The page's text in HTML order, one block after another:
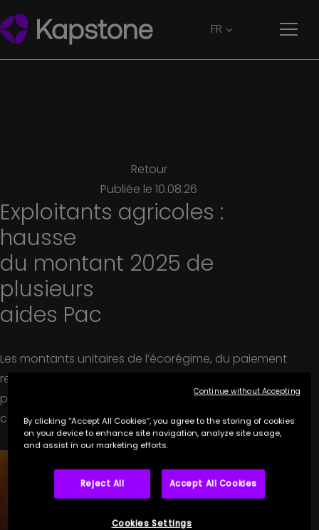
FR
Retour
Publiée le 10.08.26
Exploitants agricoles :
hausse
du montant 2025 de
plusieurs
aides Pac
Les montants unitaires de l’écorégime, du paiement
redistributif et de l’aide complémentaire au revenu
pour les jeunes agriculteurs au titre de la
campagne 2025 ont été revus à la hausse.
By clicking “Accept All Cookies”, you agree to the storing of cookies
on your device to enhance site navigation, analyze site usage,
and assist in our marketing efforts.
Reject All Accept All Cookies
Cookies Settings
Continue without Accepting